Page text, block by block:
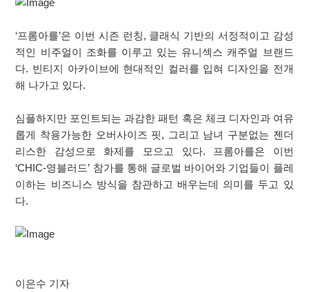
‘프롬아를’은 이번 시즌 런칭, 클래식 기반의 서정적이고 감성
적인 비주얼이 조화를 이루고 있는 유니섹스 캐주얼 브랜드
다. 빈티지 아카이브에 현대적인 컬러를 입혀 디자인을 전개
해 나가고 있다.
심플하지만 포인트되는 과감한 패턴 혹은 체크 디자인과 여유
롭게 착용가능한 오버사이즈 핏, 그리고 남녀 구분없는 젠더
리스한 감성으로 화제를 모으고 있다. 프롬아를은 이번
‘CHIC-영블러드’ 참가를 통해 글로벌 바이어와 기업들이 플레
이하는 비즈니스 방식을 참관하고 배우는데 의미를 두고 있
다.
이은수 기자